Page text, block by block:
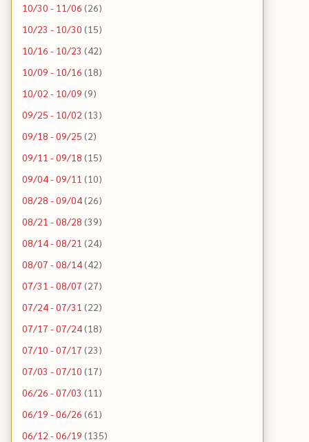
10/30 - 11/06 (26)
10/23 - 10/30 (15)
10/16 - 10/23 (42)
10/09 - 10/16 (18)
10/02 - 10/09 (9)
09/25 - 10/02 (13)
09/18 - 09/25 (2)
09/11 - 09/18 (15)
09/04 - 09/11 (10)
08/28 - 09/04(26)
08/21 - 08/28 (39)
08/14 - 08/21 (24)
08/07 - 08/14(42)
07/31 - 08/07 (27)
07/24 - 07/31 (22)
07/17 - 07/24(18)
07/10 - 07/17 (23)
07/03 - 07/10 (17)
06/26 - 07/03 (11)
06/19 - 06/26 (61)
06/12 - 06/19 (135)